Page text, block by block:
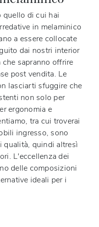
di cui hai
in melaminico
a essere collocate
dai nostri interior
sapranno offrire
post vendita. Le
lasciarti sfuggire che
non solo per
ergonomia e
tra cui troverai
ingresso, sono
qualità, quindi altresì
L'eccellenza dei
delle composizioni
ideali per i